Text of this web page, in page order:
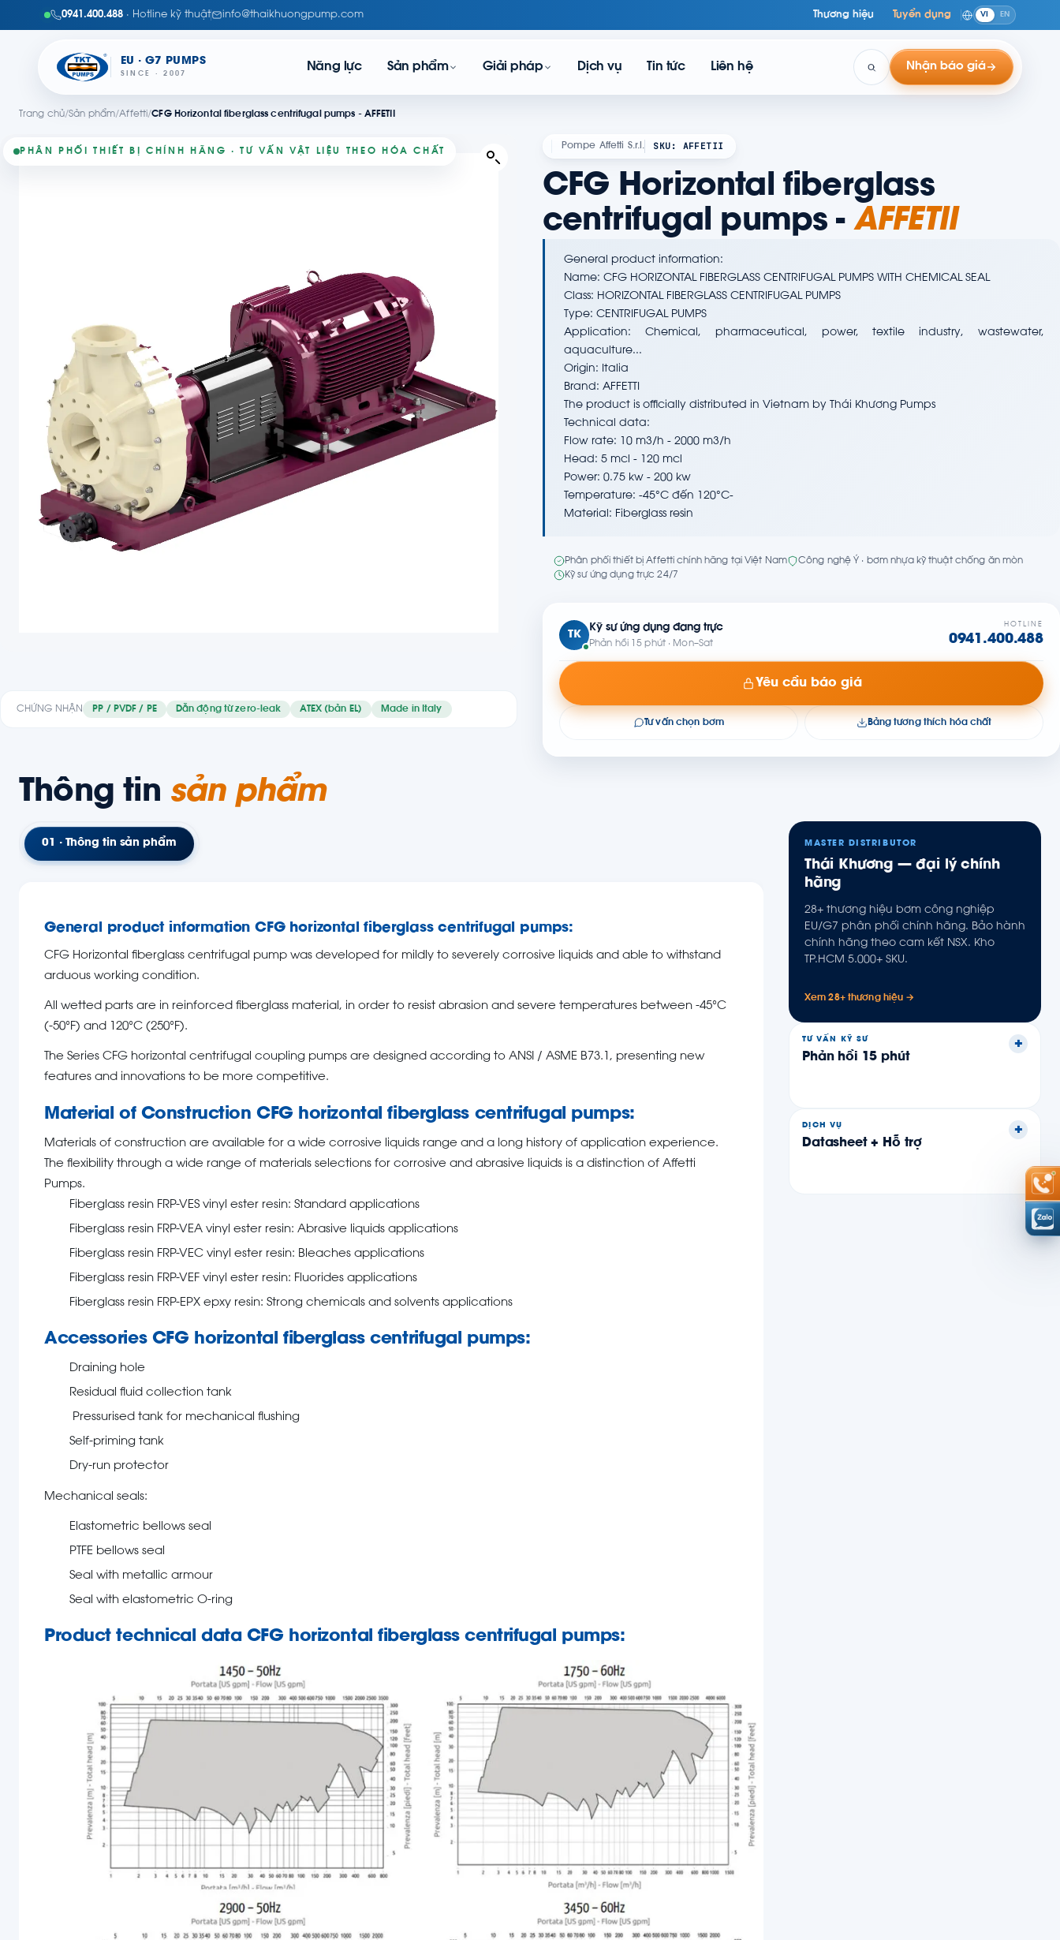
0941.400.488 · Hotline kỹ thuật info@thaikhuongpump.com Thương hiệu Tuyển dụng VI EN
EU · G7 PUMPS
SINCE · 2007
Năng lực Sản phẩm Giải pháp Dịch vụ Tin tức Liên hệ Nhận báo giá
Trang chủ/Sản phẩm/Affetti/CFG Horizontal fiberglass centrifugal pumps - AFFETII
PHÂN PHỐI THIẾT BỊ CHÍNH HÃNG · TƯ VẤN VẬT LIỆU THEO HÓA CHẤT
CHỨNG NHẬN PP / PVDF / PE Dẫn động từ zero-leak ATEX (bản EL) Made in Italy
Pompe Affetti S.r.l. SKU: AFFETII
CFG Horizontal fiberglass
centrifugal pumps - AFFETII
General product information:
Name: CFG HORIZONTAL FIBERGLASS CENTRIFUGAL PUMPS WITH CHEMICAL SEAL
Class: HORIZONTAL FIBERGLASS CENTRIFUGAL PUMPS
Type: CENTRIFUGAL PUMPS
Application: Chemical, pharmaceutical, power, textile industry, wastewater,
aquaculture...
Origin: Italia
Brand: AFFETTI
The product is officially distributed in Vietnam by Thái Khương Pumps
Technical data:
Flow rate: 10 m3/h - 2000 m3/h
Head: 5 mcl - 120 mcl
Power: 0.75 kw - 200 kw
Temperature: -45°C đến 120°C-
Material: Fiberglass resin
Phân phối thiết bị Affetti chính hãng tại Việt Nam
Công nghệ Ý · bơm nhựa kỹ thuật chống ăn mòn
Kỹ sư ứng dụng trực 24/7
TK
Kỹ sư ứng dụng đang trực
Phản hồi 15 phút · Mon–Sat
HOTLINE
0941.400.488
Yêu cầu báo giá
Tư vấn chọn bơm Bảng tương thích hóa chất
Thông tin sản phẩm
01 · Thông tin sản phẩm
General product information CFG horizontal fiberglass centrifugal pumps:
CFG Horizontal fiberglass centrifugal pump was developed for mildly to severely corrosive liquids and able to withstand
arduous working condition.
All wetted parts are in reinforced fiberglass material, in order to resist abrasion and severe temperatures between -45°C
(-50°F) and 120°C (250°F).
The Series CFG horizontal centrifugal coupling pumps are designed according to ANSI / ASME B73.1, presenting new
features and innovations to be more competitive.
Material of Construction CFG horizontal fiberglass centrifugal pumps:
Materials of construction are available for a wide corrosive liquids range and a long history of application experience.
The flexibility through a wide range of materials selections for corrosive and abrasive liquids is a distinction of Affetti
Pumps.
Fiberglass resin FRP-VES vinyl ester resin: Standard applications
Fiberglass resin FRP-VEA vinyl ester resin: Abrasive liquids applications
Fiberglass resin FRP-VEC vinyl ester resin: Bleaches applications
Fiberglass resin FRP-VEF vinyl ester resin: Fluorides applications
Fiberglass resin FRP-EPX epxy resin: Strong chemicals and solvents applications
Accessories CFG horizontal fiberglass centrifugal pumps:
Draining hole
Residual fluid collection tank
Pressurised tank for mechanical flushing
Self-priming tank
Dry-run protector
Mechanical seals:
Elastometric bellows seal
PTFE bellows seal
Seal with metallic armour
Seal with elastometric O-ring
Product technical data CFG horizontal fiberglass centrifugal pumps:
MASTER DISTRIBUTOR
Thái Khương — đại lý chính
hãng
28+ thương hiệu bơm công nghiệp
EU/G7 phân phối chính hãng. Bảo hành
chính hãng theo cam kết NSX. Kho
TP.HCM 5.000+ SKU.
Xem 28+ thương hiệu →
TƯ VẤN KỸ SƯ
Phản hồi 15 phút
DỊCH VỤ
Datasheet + Hỗ trợ